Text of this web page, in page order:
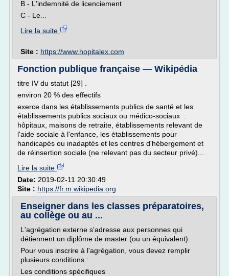
B - L'indemnité de licenciement
C - Le...
Lire la suite
Site : https://www.hopitalex.com
Fonction publique française — Wikipédia
titre IV du statut [29] .
environ 20 % des effectifs
exerce dans les établissements publics de santé et les
établissements publics sociaux ou médico-sociaux :
hôpitaux, maisons de retraite, établissements relevant de
l'aide sociale à l'enfance, les établissements pour
handicapés ou inadaptés et les centres d'hébergement et
de réinsertion sociale (ne relevant pas du secteur privé)...
Lire la suite
Date: 2019-02-11 20:30:49
Site : https://fr.m.wikipedia.org
Enseigner dans les classes préparatoires,
au collège ou au ...
L'agrégation externe s'adresse aux personnes qui
détiennent un diplôme de master (ou un équivalent).
Pour vous inscrire à l'agrégation, vous devez remplir
plusieurs conditions :
Les conditions spécifiques